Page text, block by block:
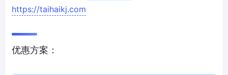
https://taihaikj.com
优惠方案：